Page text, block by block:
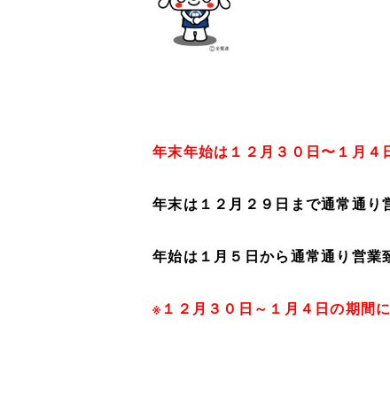
年末年始は１２月３０日〜１月４
年末は１２月２９日まで通常通り
年始は１月５日から通常通り営業
※１２月３０日～１月４日の期間